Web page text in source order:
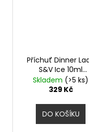
Příchuť Dinner
S&V Ice 10ml
Watermelon Chill
Skladem (>5 ks)
329 Kč
DO KOŠÍKU